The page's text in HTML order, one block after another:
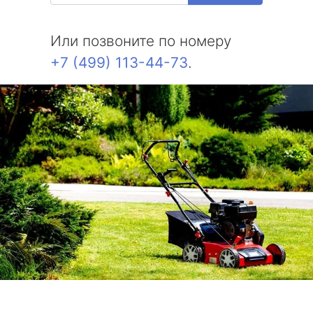
Или позвоните по номеру
+7 (499) 113-44-73.